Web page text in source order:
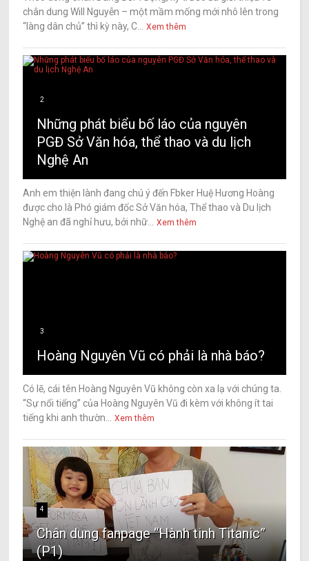
chân dung Will Nguyễn – một mầm mống mới nhô lên trong
“làng dân chủ” thì kỳ này, C... Xem thêm
2
Những phát biểu bố láo của nguyên
PGĐ Sở Văn hóa, thể thao và du lịch
Nghệ An
Anh em thiện lành đang chú ý đến Fbker Huệ Hương Hoàng
được cho là Phó giám đốc Sở Văn hóa, Thể thao và Du lịch
Nghệ an đã nghỉ hưu, bởi nhữ... Xem thêm
3
Hoàng Nguyên Vũ có phải là nhà báo?
Có lẽ, cái tên Hoàng Nguyên Vũ không còn xa lạ với chúng ta.
“Sự nổi tiếng” của Hoàng Nguyên Vũ đi kèm với không ít tai
tiếng khi anh thườn... Xem thêm
4
Chân dung fanpage “Hành tinh Titanic”
(P1)